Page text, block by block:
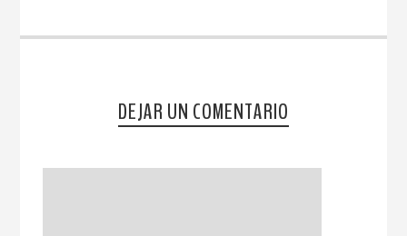
DEJAR UN COMENTARIO